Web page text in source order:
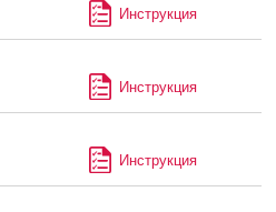
Инструкция
Инструкция
Инструкция